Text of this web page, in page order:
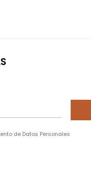
de Datos Personales